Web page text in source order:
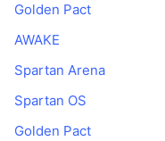
Golden Pact
AWAKE
Spartan Arena
Spartan OS
Golden Pact